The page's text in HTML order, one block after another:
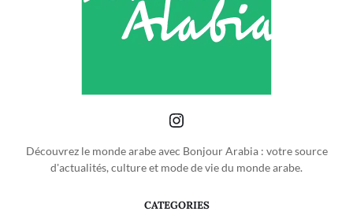
Découvrez le monde arabe avec Bonjour Arabia : votre source
d'actualités, culture et mode de vie du monde arabe.
CATEGORIES